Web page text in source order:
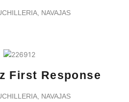
, NAVAJAS
First Response
NAVAJAS